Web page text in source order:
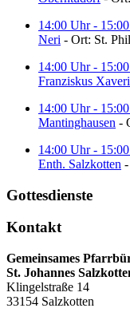
14:00 Uhr -
Neri - Ort: St.
14:00 Uhr -
Franziskus
14:00 Uhr -
Mantinghausen -
14:00 Uhr -
Enth. Salzkotten
Gottesdienste
Kontakt
Gemeinsames
St. Johannes
Klingelstraße 14
33154 Salzkotten